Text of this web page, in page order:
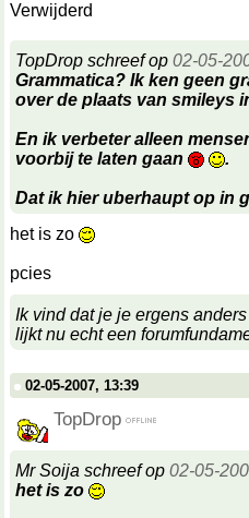
Verwijderd
TopDrop schreef op 02-05-
Grammatica? Ik ken geen
over de plaats van smileys
En ik verbeter alleen
voorbij te laten gaan
.
Dat ik hier uberhaupt op in
het is zo
pcies
Ik vind dat je je ergens
lijkt nu echt een
02-05-2007, 13:39
TopDrop
Mr Soija schreef op 02-05-
het is zo